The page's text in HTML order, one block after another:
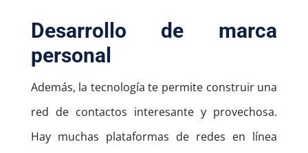
Desarrollo de marca
personal
Además, la tecnología te permite construir una
red de contactos interesante y provechosa.
Hay muchas plataformas de redes en línea